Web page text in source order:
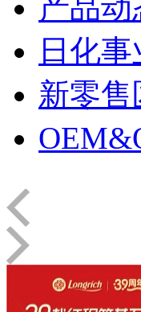
产品动
日化
新零售